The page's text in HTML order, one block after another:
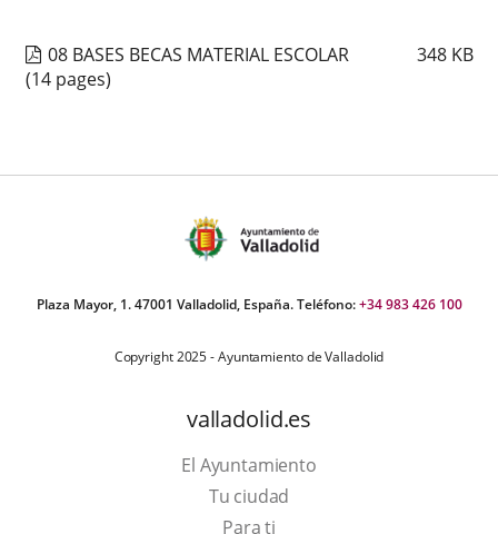
08 BASES BECAS MATERIAL ESCOLAR 348 KB
(14 pages)
Plaza Mayor, 1. 47001 Valladolid, España. Teléfono:+34 983 426 100
Copyright 2025 - Ayuntamiento de Valladolid
valladolid.es
El Ayuntamiento
Tu ciudad
Para ti